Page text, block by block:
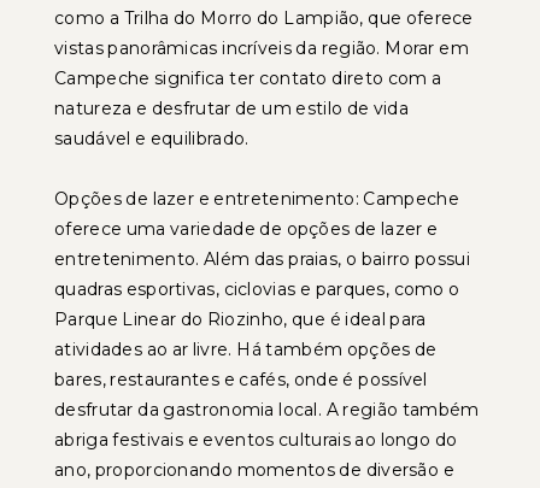
como a Trilha do Morro do Lampião, que oferece
vistas panorâmicas incríveis da região. Morar em
Campeche significa ter contato direto com a
natureza e desfrutar de um estilo de vida
saudável e equilibrado.
Opções de lazer e entretenimento: Campeche
oferece uma variedade de opções de lazer e
entretenimento. Além das praias, o bairro possui
quadras esportivas, ciclovias e parques, como o
Parque Linear do Riozinho, que é ideal para
atividades ao ar livre. Há também opções de
bares, restaurantes e cafés, onde é possível
desfrutar da gastronomia local. A região também
abriga festivais e eventos culturais ao longo do
ano, proporcionando momentos de diversão e